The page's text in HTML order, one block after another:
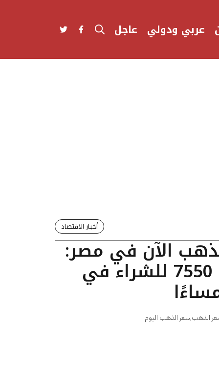
عربي ودولي عاجل
أخبار الاقتصاد
الآن في مصر:
عيار 24 يسجل 7550 للشراء في
الذهب,سعر الذهب اليوم